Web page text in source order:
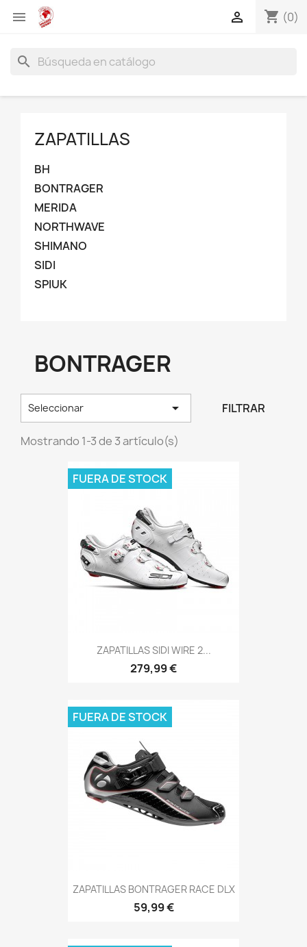
 shopping_cart (0)

search
ZAPATILLAS
BH
BONTRAGER
MERIDA
NORTHWAVE
SHIMANO
SIDI
SPIUK
BONTRAGER
Seleccionar  FILTRAR
Mostrando 1-3 de 3 artículo(s)
ZAPATILLAS SIDI WIRE 2...
279,99 €
FUERA DE STOCK
ZAPATILLAS BONTRAGER RACE DLX
59,99 €
FUERA DE STOCK